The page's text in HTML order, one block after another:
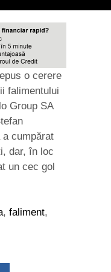
o cerere
falimentului
Group SA
a cumpărat
dar, în loc
un cec gol
, faliment,